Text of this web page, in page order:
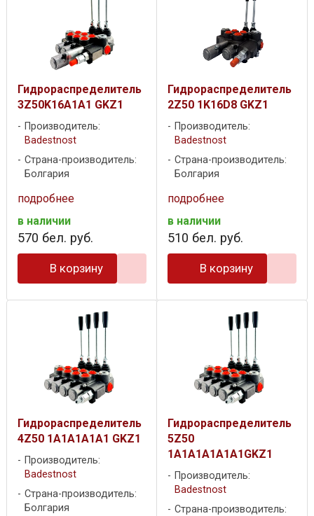
Гидрораспределитель
3Z50K16A1A1 GKZ1
Производитель:
Badestnost
Страна-производитель:
Болгария
подробнее
в наличии
570 бел. руб.
В корзину
Гидрораспределитель
2Z50 1K16D8 GKZ1
Производитель:
Badestnost
Страна-производитель:
Болгария
подробнее
в наличии
510 бел. руб.
В корзину
Гидрораспределитель
4Z50 1A1A1A1A1 GKZ1
Производитель:
Badestnost
Страна-производитель:
Болгария
Гидрораспределитель
5Z50
1A1A1A1A1A1GKZ1
Производитель:
Badestnost
Страна-производитель: